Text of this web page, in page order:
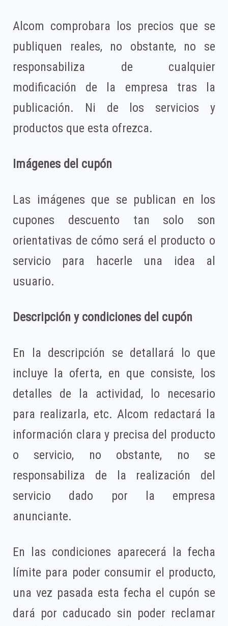
Alcom comprobara los precios que se
publiquen reales, no obstante, no se
responsabiliza de cualquier
modificación de la empresa tras la
publicación. Ni de los servicios y
productos que esta ofrezca.
Imágenes del cupón
Las imágenes que se publican en los
cupones descuento tan solo son
orientativas de cómo será el producto o
servicio para hacerle una idea al
usuario.
Descripción y condiciones del cupón
En la descripción se detallará lo que
incluye la oferta, en que consiste, los
detalles de la actividad, lo necesario
para realizarla, etc. Alcom redactará la
información clara y precisa del producto
o servicio, no obstante, no se
responsabiliza de la realización del
servicio dado por la empresa
anunciante.
En las condiciones aparecerá la fecha
límite para poder consumir el producto,
una vez pasada esta fecha el cupón se
dará por caducado sin poder reclamar